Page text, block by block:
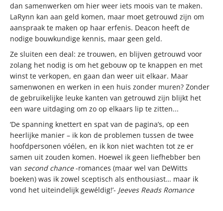
dan samenwerken om hier weer iets moois van te maken.
LaRynn kan aan geld komen, maar moet getrouwd zijn om
aanspraak te maken op haar erfenis. Deacon heeft de
nodige bouwkundige kennis, maar geen geld.
Ze sluiten een deal: ze trouwen, en blijven getrouwd voor
zolang het nodig is om het gebouw op te knappen en met
winst te verkopen, en gaan dan weer uit elkaar. Maar
samenwonen en werken in een huis zonder muren? Zonder
de gebruikelijke leuke kanten van getrouwd zijn blijkt het
een ware uitdaging om zo op elkaars lip te zitten...
‘De spanning knettert en spat van de pagina’s, op een
heerlijke manier – ik kon de problemen tussen de twee
hoofdpersonen vóélen, en ik kon niet wachten tot ze er
samen uit zouden komen. Hoewel ik geen liefhebber ben
van second chance-romances (maar wel van DeWitts
boeken) was ik zowel sceptisch als enthousiast… maar ik
vond het uiteindelijk gewéldig!’- Jeeves Reads Romance